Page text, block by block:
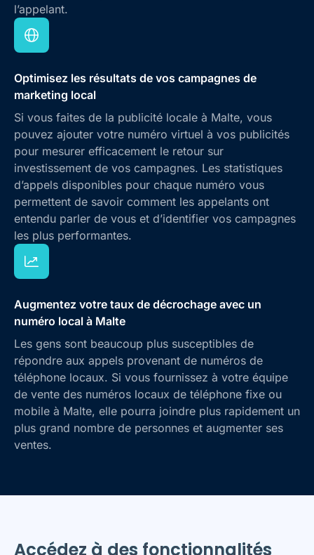
l’appelant.
Optimisez les résultats de vos campagnes de
marketing local
Si vous faites de la publicité locale à Malte, vous
pouvez ajouter votre numéro virtuel à vos publicités
pour mesurer efficacement le retour sur
investissement de vos campagnes. Les statistiques
d’appels disponibles pour chaque numéro vous
permettent de savoir comment les appelants ont
entendu parler de vous et d’identifier vos campagnes
les plus performantes.
Augmentez votre taux de décrochage avec un
numéro local à Malte
Les gens sont beaucoup plus susceptibles de
répondre aux appels provenant de numéros de
téléphone locaux. Si vous fournissez à votre équipe
de vente des numéros locaux de téléphone fixe ou
mobile à Malte, elle pourra joindre plus rapidement un
plus grand nombre de personnes et augmenter ses
ventes.
Accédez à des fonctionnalités